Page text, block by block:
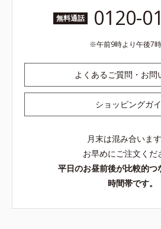
無料通話 0120-
午前9時より午後7
よくあるご質問・お問
ショッピングガ
月末は混み合いま
お早めにご注文くだ
平日のお昼前後が比較的つ
時間帯です。